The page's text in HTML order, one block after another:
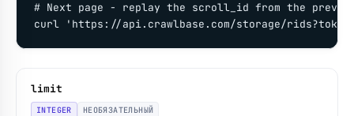
# Next page - replay the scroll_id from the
curl 'https://api.crawlbase.com/storage/
limit
INTEGER НЕОБЯЗАТЕЛЬНЫЙ